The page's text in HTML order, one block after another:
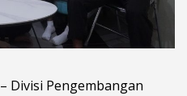
– Divisi Pengembangan